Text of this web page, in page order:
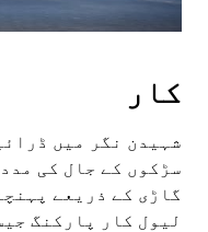
کار
شہیدن نگر میں
سڑکوں کے جال کی
گاڑی کے ذریعے
لیول کار پارکنگ